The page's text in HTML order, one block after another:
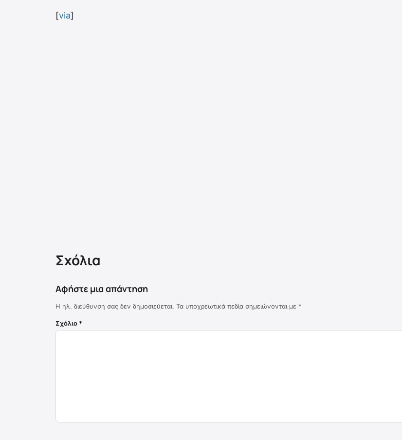
[via]
Σχόλια
Αφήστε μια απάντηση
Η ηλ. διεύθυνση σας δεν δημοσιεύεται. Τα υποχρεωτικά πεδία σημειώνονται με *
Σχόλιο *